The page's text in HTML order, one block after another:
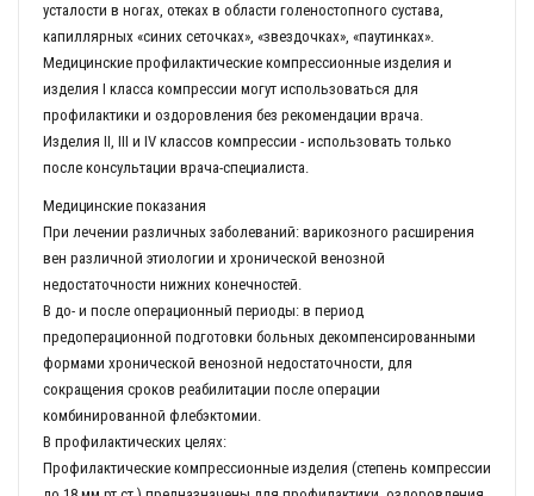
усталости в ногах, отеках в области голеностопного сустава,
капиллярных «синих сеточках», «звездочках», «паутинках».
Медицинские профилактические компрессионные изделия и
изделия I класса компрессии могут использоваться для
профилактики и оздоровления без рекомендации врача.
Изделия II, III и IV классов компрессии - использовать только
после консультации врача-специалиста.
Медицинские показания
При лечении различных заболеваний: варикозного расширения
вен различной этиологии и хронической венозной
недостаточности нижних конечностей.
В до- и после операционный периоды: в период
предоперационной подготовки больных декомпенсированными
формами хронической венозной недостаточности, для
сокращения сроков реабилитации после операции
комбинированной флебэктомии.
В профилактических целях:
Профилактические компрессионные изделия (степень компрессии